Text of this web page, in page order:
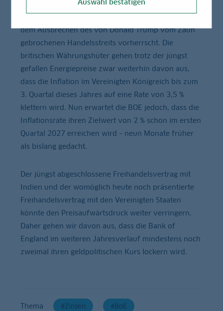
Ratsmitglieder zeigt, wieviel Unsicherheit über den
dem Ausbrechen des von Donald Trump vom Zaun
gebrochenen Handelsstreits vorherrscht. Die
britischen Währungshüter gehen trotz der jüngst
gefallen Energiepreise zwar weiterhin davon aus,
dass die Inflation im Vereinigten Königreich bis zum
3. Quartal dieses Jahres auf eine Rate von 3,5 %
klettern wird. Nun erwartet die BOE jedoch, dass die
Inflationsrate ihren Zielwert von 2 % schon im ersten
Quartal 2027 erreichen wird – neun Monate früher
als bislang gedacht.
Der jüngst abgeschlossene Freihandelsvertrag mit
Indien und der womöglich heute noch präsentierte
Freihandelsvertrag mit den Vereinigten Staaten
könnte den Preisaufwärtsdruck weiter verringern.
Daher gehen wir davon aus, dass die Bank of
England im weiteren Jahresverlauf mindestens noch
zweimal ihren geldpolitischen Kurs lockern wird.
Thema Zinsen BoE
Auswahl bestätigen